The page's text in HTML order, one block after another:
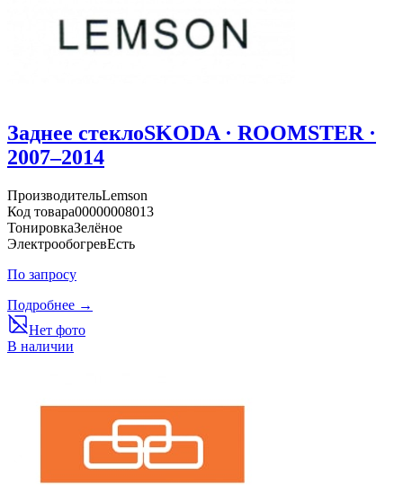
Заднее стеклоSKODA · ROOMSTER ·
2007–2014
ПроизводительLemson
Код товара00000008013
ТонировкаЗелёное
ЭлектрообогревЕсть
По запросу
Подробнее →
Нет фото
В наличии